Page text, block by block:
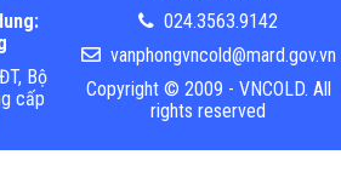
Bộ
cấp
024.3563.9142
vanphongvncold@mard.gov.vn
Copyright © 2009 - VNCOLD. All
rights reserved